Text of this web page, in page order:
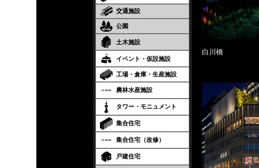
交通施設
公園
土木施設
イベント・仮設施設
工場・倉庫・生産施設
農林水産施設
タワー・モニュメント
集合住宅
集合住宅（改修）
戸建住宅
白川橋